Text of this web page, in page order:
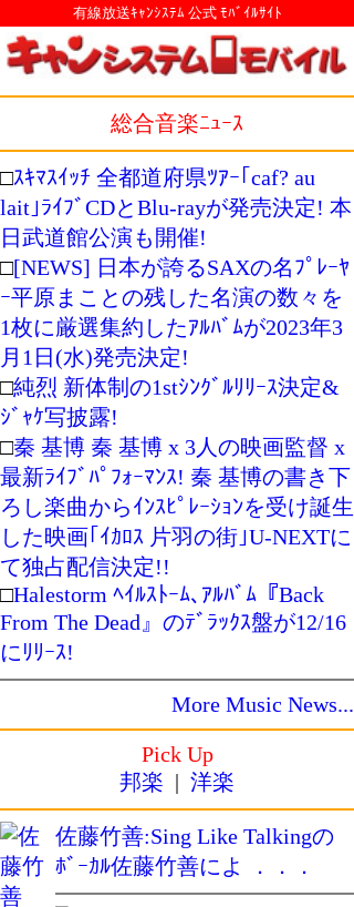
有線放送ｷｬﾝｼｽﾃﾑ 公式 ﾓﾊﾞｲﾙｻｲﾄ
総合音楽ﾆｭｰｽ
□ｽｷﾏｽｲｯﾁ 全都道府県ﾂｱｰ｢caf? au
lait｣ﾗｲﾌﾞCDとBlu-rayが発売決定! 本
日武道館公演も開催!
□[NEWS] 日本が誇るSAXの名ﾌﾟﾚｰﾔ
ｰ平原まことの残した名演の数々を
1枚に厳選集約したｱﾙﾊﾞﾑが2023年3
月1日(水)発売決定!
□純烈 新体制の1stｼﾝｸﾞﾙﾘﾘｰｽ決定&
ｼﾞｬｹ写披露!
□秦 基博 秦 基博 x 3人の映画監督 x
最新ﾗｲﾌﾞﾊﾟﾌｫｰﾏﾝｽ! 秦 基博の書き下
ろし楽曲からｲﾝｽﾋﾟﾚｰｼｮﾝを受け誕生
した映画｢ｲｶﾛｽ 片羽の街｣U-NEXTに
て独占配信決定!!
□Halestorm ﾍｲﾙｽﾄｰﾑ､ｱﾙﾊﾞﾑ『Back
From The Dead』のﾃﾞﾗｯｸｽ盤が12/16
にﾘﾘｰｽ!
More Music News...
Pick Up
邦楽 | 洋楽
佐藤竹善:Sing Like Talkingの
ﾎﾞｰｶﾙ佐藤竹善によ ．．．